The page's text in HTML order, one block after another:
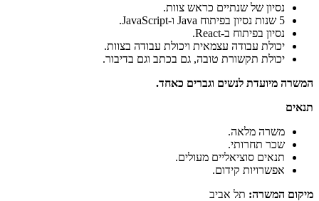
נסיון של שנתיים כראש צוות.
5 שנות נסיון בפיתוח Java ו-JavaScript.
נסיון בפיתוח ב-React.
יכולת עבודה עצמאית ויכולת עבודה בצוות.
יכולת תקשורת טובה, גם בכתב וגם בדיבור.
המשרה מיועדת לנשים וגברים כאחד.
תנאים
משרה מלאה.
שכר תחרותי.
תנאים סוציאליים מעולים.
אפשרויות קידום.
מיקום המשרה: תל אביב